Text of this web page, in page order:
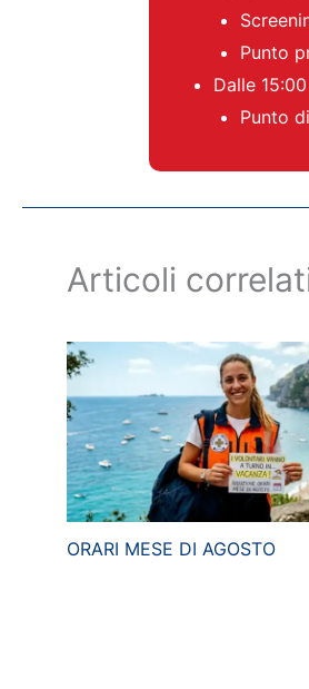
Punto
Dalle
Punto
Articoli
ORARI MESE DI AGOSTO